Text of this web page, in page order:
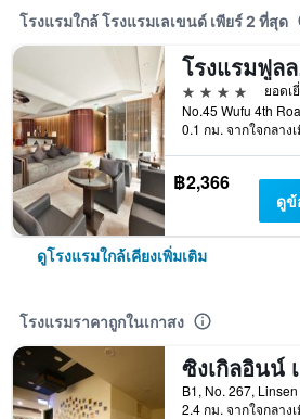
โรงแรมใกล้ โรงแรมเลเขนด์ เพียร์ 2 ที่สุด
4 ดาว
ยอดเ
0.1 กม. จากใจกลาง
฿2,366
ดูข้
ดูโรงแรมใกล้เคียงเพิ่มเติม
โรงแรมราคาถูกในเกาสง
2.4 กม. จากใจกลาง